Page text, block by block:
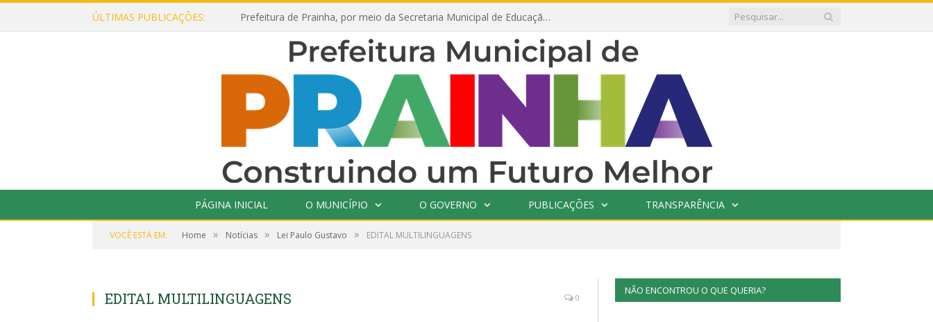
ÚLTIMAS PUBLICAÇÕES: Prefeitura de Prainha, por meio da Secretaria Municipal de Educação, abre 354 vagas na área da Educação para 2025 com processo seletivo simplificado
PÁGINA INICIAL O MUNICÍPIO O GOVERNO PUBLICAÇÕES TRANSPARÊNCIA
VOCÊ ESTÁ EM: Home » Notícias » Lei Paulo Gustavo » EDITAL MULTILINGUAGENS
EDITAL MULTILINGUAGENS 0
NÃO ENCONTROU O QUE QUERIA?